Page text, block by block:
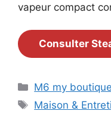
vapeur compact
Consulter
Catégories
M6 my
Étiquettes
Maison &